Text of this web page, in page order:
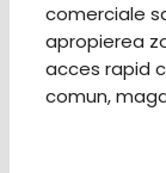
comerciale
apropierea
acces rapid
comun,